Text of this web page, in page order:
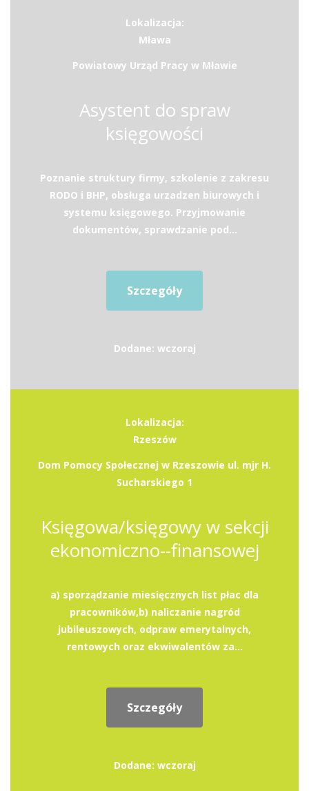
Lokalizacja:
Mława
Powiatowy Urząd Pracy w Mławie
Asystent do spraw
księgowości
Poznanie struktury firmy, szkolenie z zakresu
RODO i BHP, obsługa urzadzen biurowych i
systemu księgowego. Przyjmowanie
dokumentów, sprawdzanie pod...
Szczegóły
Dodane: wczoraj
Lokalizacja:
Rzeszów
Dom Pomocy Społecznej w Rzeszowie ul. mjr H.
Sucharskiego 1
Księgowa/księgowy w sekcji
ekonomiczno--finansowej
a) sporządzanie miesięcznych list płac dla
pracowników,b) naliczanie nagród
jubileuszowych, odpraw emerytalnych,
rentowych oraz ekwiwalentów za...
Szczegóły
Dodane: wczoraj